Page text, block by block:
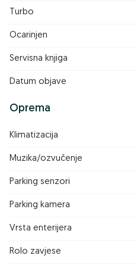
Turbo
Ocarinjen
Servisna knjiga
Datum objave
Oprema
Klimatizacija
Muzika/ozvučenje
Parking senzori
Parking kamera
Vrsta enterijera
Rolo zavjese